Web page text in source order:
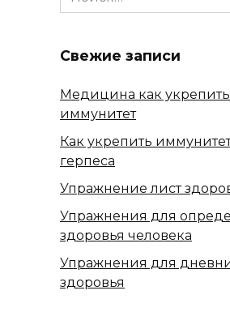
for:
Свежие записи
Медицина как укрепить
иммунитет
Как укрепить
герпеса
Упражнение лист
Упражнения для
здоровья человека
Упражнения для
здоровья